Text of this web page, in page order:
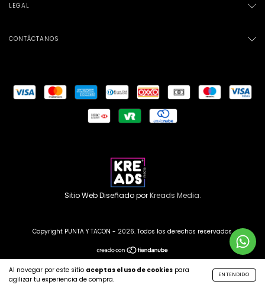
Al navegar por este sitio aceptas el uso de cookies para
agilizar tu experiencia de compra.
ENTENDIDO
LEGAL
CONTÁCTANOS
Sitio Web Diseñado porKreads Media.
Copyright PUNTA Y TACON - 2026. Todos los derechos reservados.